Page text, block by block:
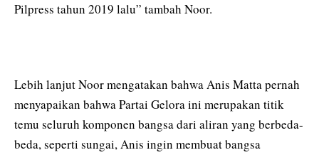
Pilpress tahun 2019 lalu” tambah Noor.
Lebih lanjut Noor mengatakan bahwa Anis Matta pernah
menyapaikan bahwa Partai Gelora ini merupakan titik
temu seluruh komponen bangsa dari aliran yang berbeda-
beda, seperti sungai, Anis ingin membuat bangsa